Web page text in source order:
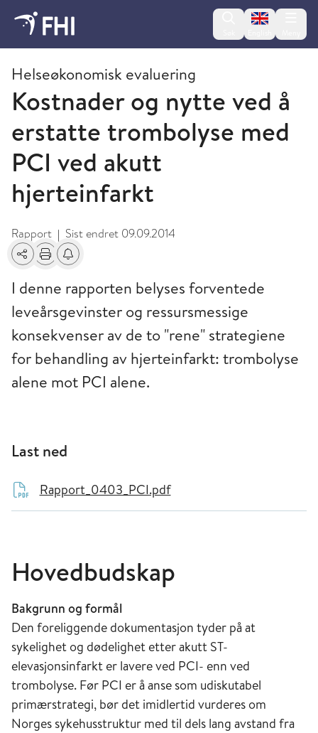
Change
2009 og eldre publikasjoner fra FHI
Helseøkonomisk evaluering
Kostnader og nytte ved å
erstatte trombolyse med
PCI ved akutt
hjerteinfarkt
Rapport | Sist endret 09.09.2014
Del Skriv utFå varsel om endringer
I denne rapporten belyses forventede
leveårsgevinster og ressursmessige
konsekvenser av de to "rene" strategiene
for behandling av hjerteinfarkt: trombolyse
alene mot PCI alene.
Last ned
Rapport_0403_PCI.pdf
Hovedbudskap
Bakgrunn og formål
Den foreliggende dokumentasjon tyder på at
sykelighet og dødelighet etter akutt ST-
elevasjonsinfarkt er lavere ved PCI- enn ved
trombolyse. Før PCI er å anse som udiskutabel
primærstrategi, bør det imidlertid vurderes om
Norges sykehusstruktur med til dels lang avstand fra